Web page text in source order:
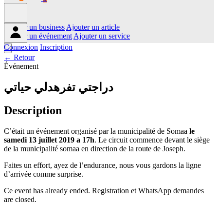
Ajouter un business Ajouter un article
Ajouter un événement Ajouter un service
Connexion Inscription
← Retour
Événement
دراجتي تفرهدلي حياتي
Description
C’était un événement organisé par la municipalité de Somaa le
samedi 13 juillet 2019 a 17h. Le circuit commence devant le siège
de la municipalité somaa en direction de la route de Joseph.
Faites un effort, ayez de l’endurance, nous vous gardons la ligne
d’arrivée comme surprise.
Ce event has already ended. Registration et WhatsApp demandes
are closed.